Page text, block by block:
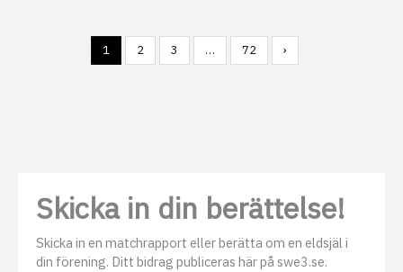
1 2 3 … 72 ›
Skicka in din berättelse!
Skicka in en matchrapport eller berätta om en eldsjäl i
din förening. Ditt bidrag publiceras här på swe3.se.